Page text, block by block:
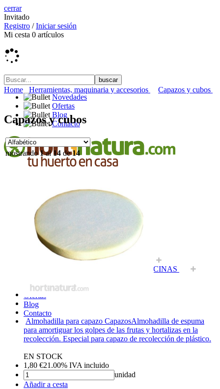
cerrar
Invitado
Registro /Iniciar sesión
Mi cesta 0 artículos
Novedades
Ofertas
Blog
Contacto
Sustratos y turbas
Semillas y raíces
Plantel
Frutales y fruta fresca
Riego
Nutrición Vegetal
CONTROL DE PLAGAS
Artículos agricultura
Herramientas, maquinaria y accesorios
FUEGO Y MANTENIMIENTO DE PISCINAS
Novedades
Ofertas
Blog
Contacto
Home Herramientas, maquinaria y accesorios Capazos y cubos
Capazos y cubos
mostrando1al14 de 14
Almohadilla para capazo CapazosAlmohadilla de espuma
para amortiguar los golpes de las frutas y hortalizas en la
recolección. Especial para capazo de recolección de plástico.
EN STOCK
1,80 €21.00% IVA incluido
unidad
Añadir a cesta